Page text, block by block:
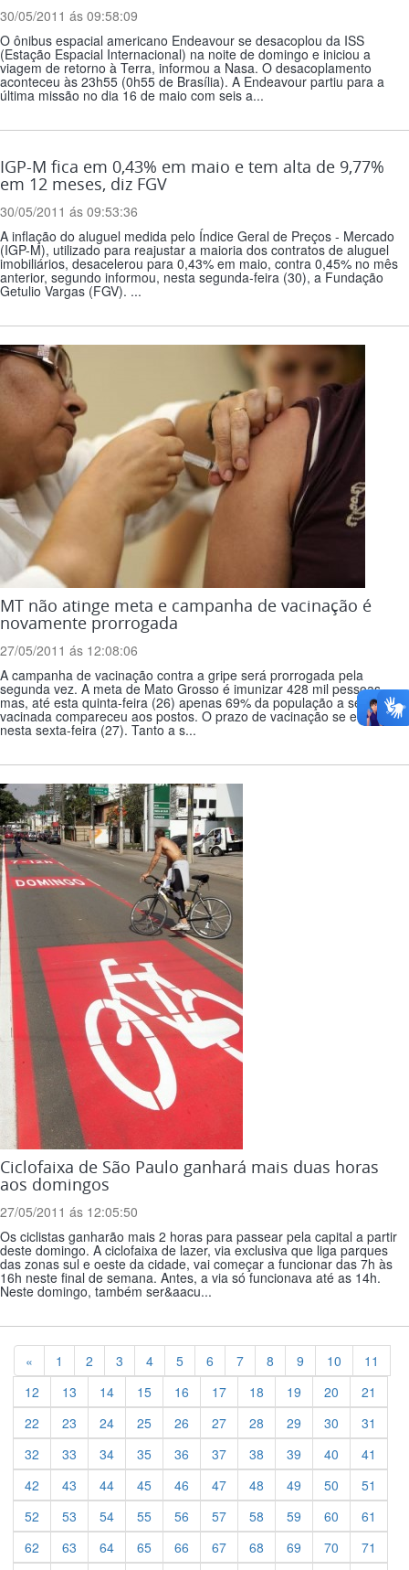
30/05/2011 ás 09:58:09
O ônibus espacial americano Endeavour se desacoplou da ISS
(Estação Espacial Internacional) na noite de domingo e iniciou a
viagem de retorno à Terra, informou a Nasa. O desacoplamento
aconteceu às 23h55 (0h55 de Brasília). A Endeavour partiu para a
última missão no dia 16 de maio com seis a...
IGP-M fica em 0,43% em maio e tem alta de 9,77%
em 12 meses, diz FGV
30/05/2011 ás 09:53:36
A inflação do aluguel medida pelo Índice Geral de Preços - Mercado
(IGP-M), utilizado para reajustar a maioria dos contratos de aluguel
imobiliários, desacelerou para 0,43% em maio, contra 0,45% no mês
anterior, segundo informou, nesta segunda-feira (30), a Fundação
Getulio Vargas (FGV). ...
MT não atinge meta e campanha de vacinação é
novamente prorrogada
27/05/2011 ás 12:08:06
A campanha de vacinação contra a gripe será prorrogada pela
segunda vez. A meta de Mato Grosso é imunizar 428 mil pessoas
mas, até esta quinta-feira (26) apenas 69% da população a ser
vacinada compareceu aos postos. O prazo de vacinação se encerraria
nesta sexta-feira (27). Tanto a s...
Ciclofaixa de São Paulo ganhará mais duas horas
aos domingos
27/05/2011 ás 12:05:50
Os ciclistas ganharão mais 2 horas para passear pela capital a partir
deste domingo. A ciclofaixa de lazer, via exclusiva que liga parques
das zonas sul e oeste da cidade, vai começar a funcionar das 7h às
16h neste final de semana. Antes, a via só funcionava até as 14h.
Neste domingo, também ser&aacu...
« Previous
1 2 3 4 5 6 7 8 9 10
11
12
13 14 15 16 17 18 19 20
21
22
23 24 25 26 27 28 29 30
31
32
33 34 35 36 37 38 39 40
41
42
43 44 45 46 47 48 49 50
51
52
53 54 55 56 57 58 59 60
61
62
63 64 65 66 67 68 69 70
71